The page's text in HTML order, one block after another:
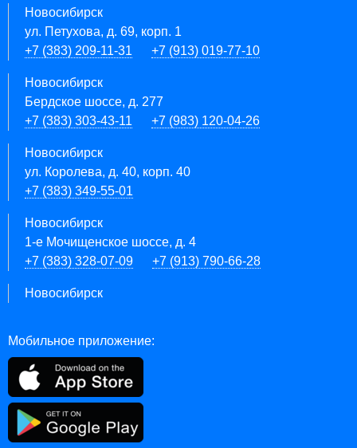
Новосибирск
ул. Петухова, д. 69, корп. 1
+7 (383) 209-11-31
+7 (913) 019-77-10
Новосибирск
Бердское шоссе, д. 277
+7 (383) 303-43-11
+7 (983) 120-04-26
Новосибирск
ул. Королева, д. 40, корп. 40
+7 (383) 349-55-01
Новосибирск
1-е Мочищенское шоссе, д. 4
+7 (383) 328-07-09
+7 (913) 790-66-28
Новосибирск
Мобильное приложение: